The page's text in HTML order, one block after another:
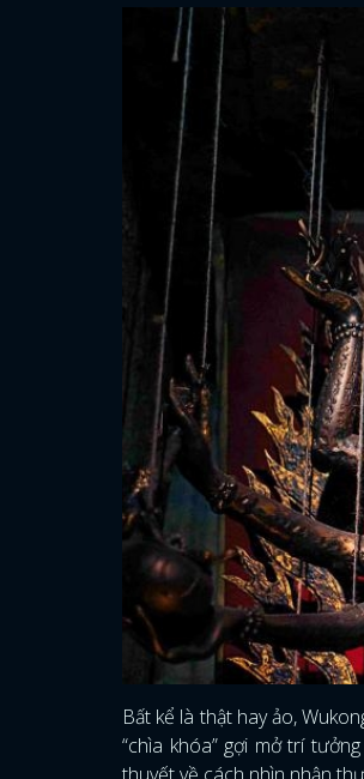
Bất kể là thật hay ảo,
“chìa khóa” gợi mở trí